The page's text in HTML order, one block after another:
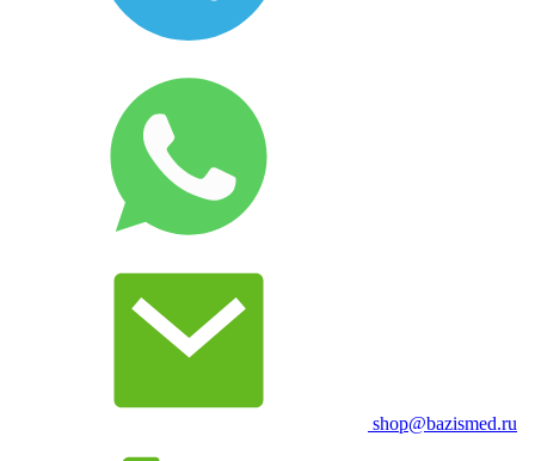
shop@bazismed.ru